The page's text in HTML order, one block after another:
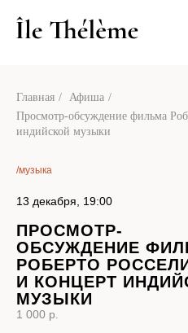
Главная / Афиша /
Просмотр-обсуждение фильма
индийской музыки
ПРОСМОТР-
ОБСУЖДЕНИЕ
РОБЕРТО
И КОНЦЕРТ
МУЗЫКИ
/музыка
13 декабря, 19:00
1 000 р.